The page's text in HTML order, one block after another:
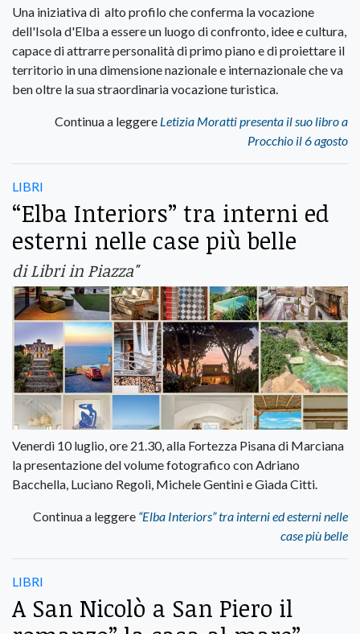
Una iniziativa di alto profilo che conferma la vocazione
dell'Isola d'Elba a essere un luogo di confronto, idee e cultura,
capace di attrarre personalità di primo piano e di proiettare il
territorio in una dimensione nazionale e internazionale che va
ben oltre la sua straordinaria vocazione turistica.
Continua a leggere Letizia Moratti presenta il suo libro a
Procchio il 6 agosto
LIBRI
“Elba Interiors” tra interni ed
esterni nelle case più belle
di Libri in Piazza"
Venerdì 10 luglio, ore 21.30, alla Fortezza Pisana di Marciana
la presentazione del volume fotografico con Adriano
Bacchella, Luciano Regoli, Michele Gentini e Giada Citti.
Continua a leggere “Elba Interiors” tra interni ed esterni nelle
case più belle
LIBRI
A San Nicolò a San Piero il